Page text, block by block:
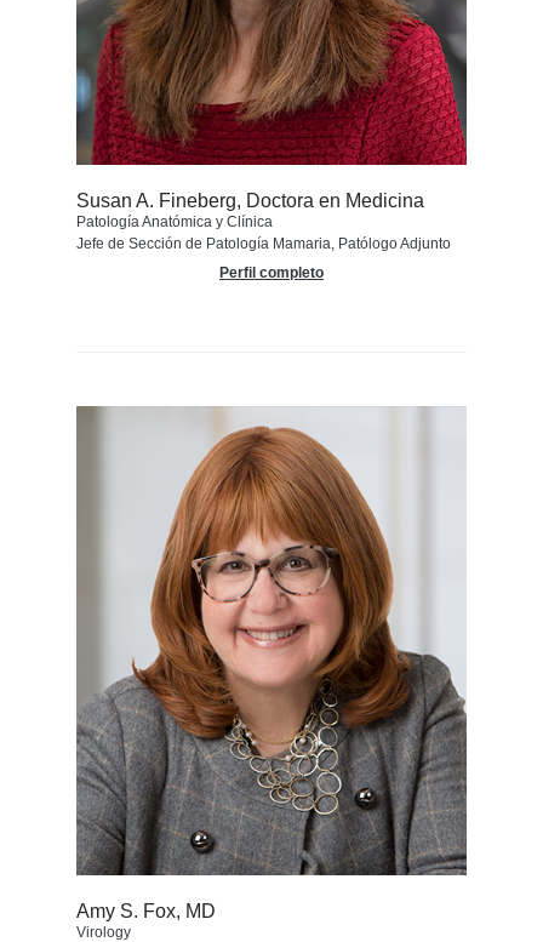
Susan A. Fineberg, Doctora en Medicina
Patología Anatómica y Clínica
Jefe de Sección de Patología Mamaria, Patólogo Adjunto
Perfil completo
Amy S. Fox, MD
Virology